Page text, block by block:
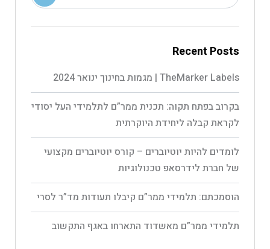
Recent Posts
TheMarker Labels | מגמות בחינוך ינואר 2024
בקרוב בפתח תקוה: תכנית ממר”ם לתלמידי העל יסודי
לקראת קבלה ליחידת היוקרתית
לומדים להיות יוטיוברים – קורס יוטיוברים מקצועי
של חברת לידרסאפ טכנולוגיות
הוסמכתם: תלמידי ממר”ם קיבלו תעודות מד”ר לסרי
תלמידי ממר”ם מאשדוד התארחו באגף התקשוב